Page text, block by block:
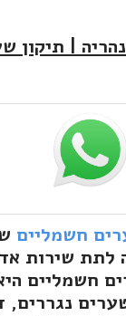
| תיקון
חשמליים